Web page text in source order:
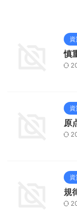
資
慎
資
原
資
規